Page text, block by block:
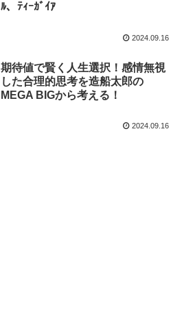
ﾙ、ﾃｨｰｶﾞｲｱ
2024.09.16
期待値で賢く人生選択！感情無視
した合理的思考を造船太郎の
MEGA BIGから考える！
2024.09.16